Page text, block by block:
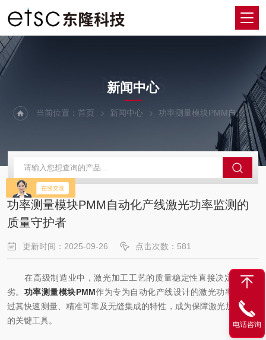
NEWS
新闻中心
当前位置：首页 新闻中心 功率测量模块PMM自动化产线激光功率监测的质量守护者
功率测量模块PMM自动化产线激光功率监测的
质量守护者
更新时间：2025-09-26 点击次数：581
在高级制造业中，激光加工工艺的质量稳定性直接决定产品优
劣。 功率测量模块PMM作为专为自动化产线设计的激光功率计，通
过其快速测量、精准可靠及无缝集成的特性，成为保障激光加工品质
的关键工具。
电话咨询